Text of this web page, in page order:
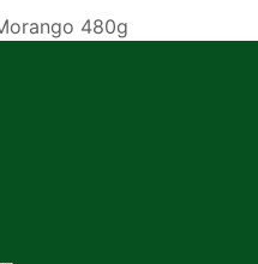
480g